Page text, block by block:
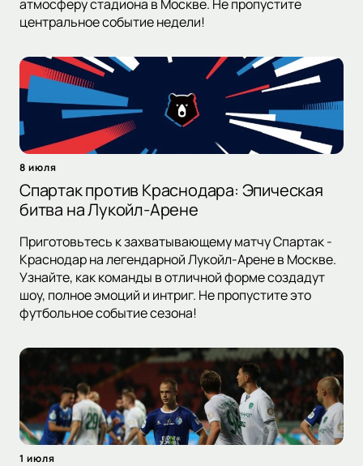
атмосферу стадиона в Москве. Не пропустите
центральное событие недели!
8 июля
Спартак против Краснодара: Эпическая
битва на Лукойл-Арене
Приготовьтесь к захватывающему матчу Спартак -
Краснодар на легендарной Лукойл-Арене в Москве.
Узнайте, как команды в отличной форме создадут
шоу, полное эмоций и интриг. Не пропустите это
футбольное событие сезона!
1 июля